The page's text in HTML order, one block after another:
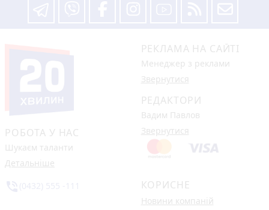
РОБОТА У НАС
Шукаєм таланти
Детальніше
РЕКЛАМА НА САЙТІ
Менеджер з реклами
Звернутися
РЕДАКТОРИ
Вадим Павлов
Звернутися
КОРИСНЕ
Новини компаній